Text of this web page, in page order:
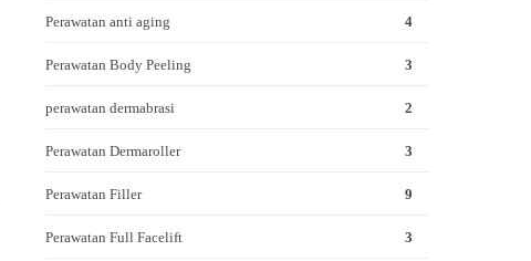
Perawatan anti aging 4
Perawatan Body Peeling 3
perawatan dermabrasi 2
Perawatan Dermaroller 3
Perawatan Filler 9
Perawatan Full Facelift 3